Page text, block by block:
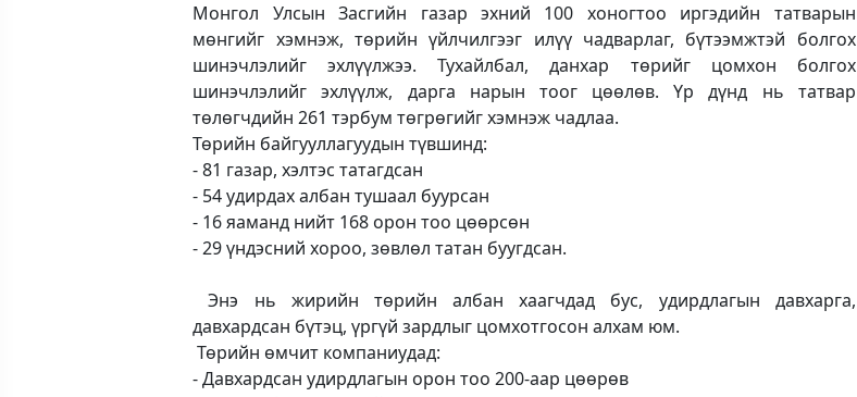
Монгол Улсын Засгийн газар эхний 100 хоногтоо иргэдийн татварын
мөнгийг хэмнэж, төрийн үйлчилгээг илүү чадварлаг, бүтээмжтэй болгох
шинэчлэлийг эхлүүлжээ. Тухайлбал, данхар төрийг цомхон болгох
шинэчлэлийг эхлүүлж, дарга нарын тоог цөөлөв. Үр дүнд нь татвар
төлөгчдийн 261 тэрбум төгрөгийг хэмнэж чадлаа.
Төрийн байгууллагуудын түвшинд:
- 81 газар, хэлтэс татагдсан
- 54 удирдах албан тушаал буурсан
- 16 яаманд нийт 168 орон тоо цөөрсөн
- 29 үндэсний хороо, зөвлөл татан буугдсан.
Энэ нь жирийн төрийн албан хаагчдад бус, удирдлагын давхарга,
давхардсан бүтэц, үргүй зардлыг цомхотгосон алхам юм.
Төрийн өмчит компаниудад:
- Давхардсан удирдлагын орон тоо 200-аар цөөрөв